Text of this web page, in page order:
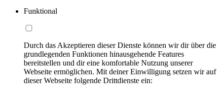
Funktional
Durch das Akzeptieren dieser Dienste können wir dir über die
grundlegenden Funktionen hinausgehende Features
bereitstellen und dir eine komfortable Nutzung unserer
Webseite ermöglichen. Mit deiner Einwilligung setzen wir auf
dieser Webseite folgende Drittdienste ein: